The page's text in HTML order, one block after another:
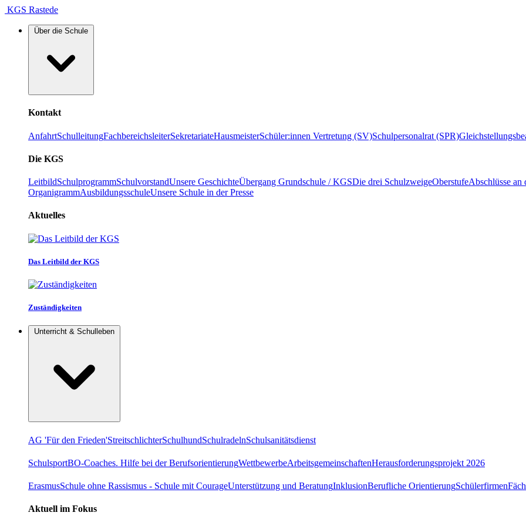
KGS Rastede
Über die Schule
Kontakt
AnfahrtSchulleitungFachbereichsleiterSekretariateHausmeisterSchüler:innen Vertretung (SV)Schulpersonalrat (SPR)
Die KGS
LeitbildSchulprogrammSchulvorstandUnsere GeschichteÜbergang Grundschule / KGSDie drei SchulzweigeOberstufeAbschlüsse an
OrganigrammAusbildungsschuleUnsere Schule in der Presse
Aktuelles
Das Leitbild der KGS
Zuständigkeiten
Unterricht & Schulleben
AG 'Für den Frieden'StreitschlichterSchulhundSchulradelnSchulsanitätsdienst
SchulsportBO-Coaches. Hilfe bei der BerufsorientierungWettbewerbeArbeitsgemeinschaftenHerausforderungsprojekt 2026
ErasmusSchule ohne Rassismus - Schule mit CourageUnterstützung und BeratungInklusionBerufliche OrientierungSchülerfirmen
Aktuell im Fokus